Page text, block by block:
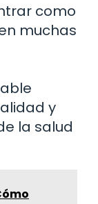
como
muchas
y
la salud